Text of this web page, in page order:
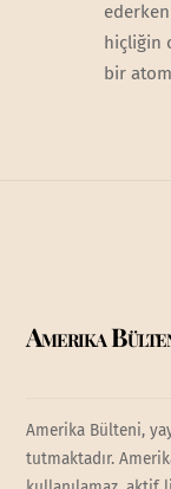
hiçliğin
bir atom
Amerika
Amerika Bülteni,
tutmaktadır.